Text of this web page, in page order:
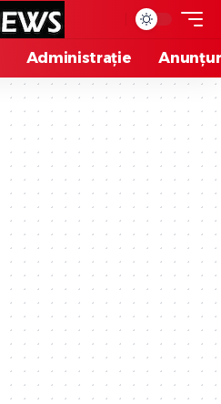
Administrație